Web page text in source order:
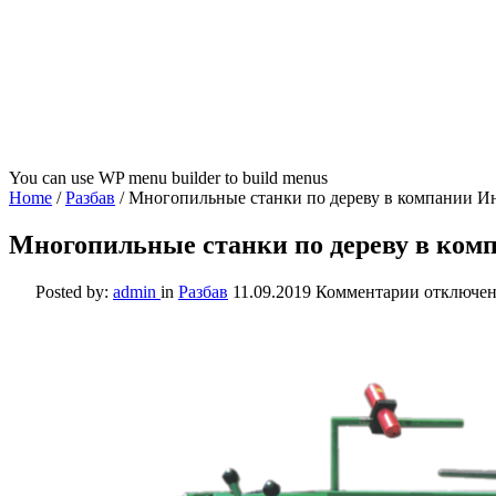
You can use WP menu builder to build menus
Home /Разбав /Многопильные станки по дереву в компании
Многопильные станки по дереву в
Posted by: admin in Разбав 11.09.2019 Комментарии
к
компании